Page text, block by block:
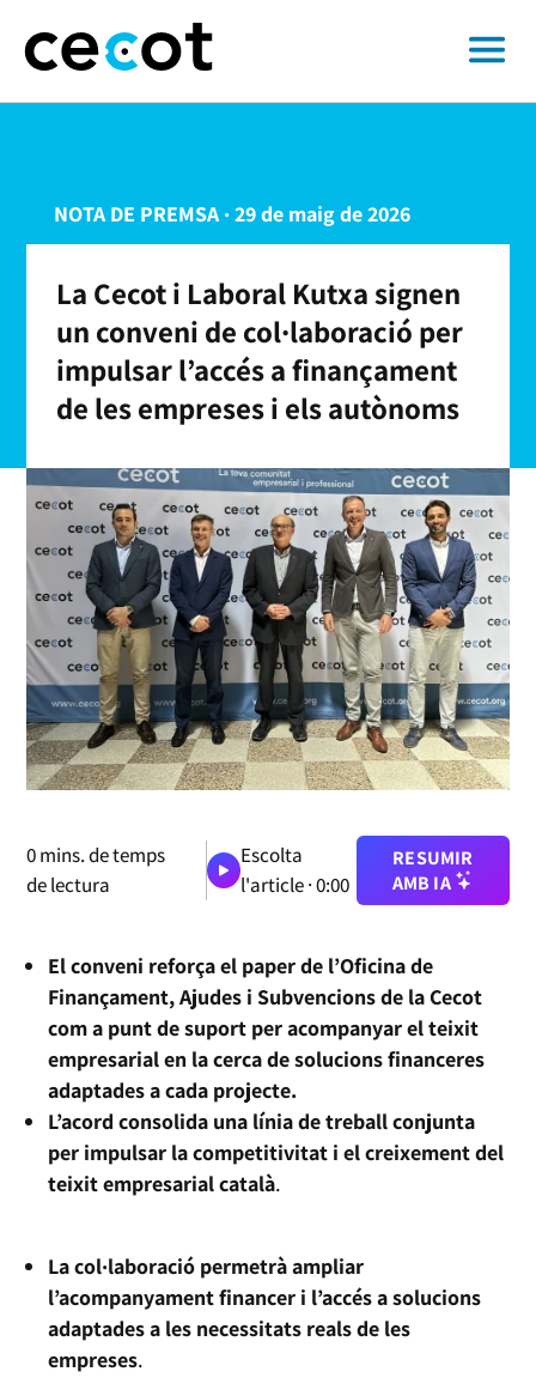
NOTA DE PREMSA · 29 de maig de 2026
La Cecot i Laboral Kutxa signen
un conveni de col·laboració per
impulsar l’accés a finançament
de les empreses i els autònoms
0mins. de temps
de lectura
Escolta
l'article ·0:00
RESUMIR
AMB IA
El conveni reforça el paper de l’Oficina de
Finançament, Ajudes i Subvencions de la Cecot
com a punt de suport per acompanyar el teixit
empresarial en la cerca de solucions financeres
adaptades a cada projecte.
L’acord consolida una línia de treball conjunta
per impulsar la competitivitat i el creixement del
teixit empresarial català.
La col·laboració permetrà ampliar
l’acompanyament financer i l’accés a solucions
adaptades a les necessitats reals de les
empreses.